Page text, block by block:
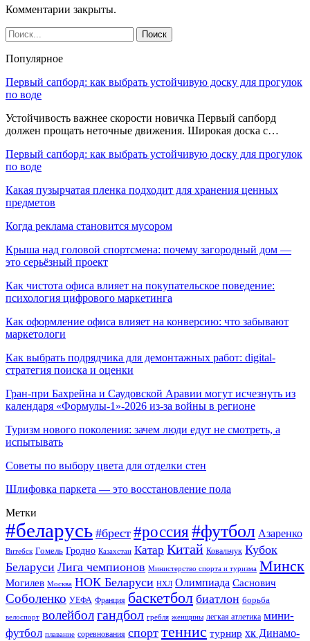
Комментарии закрыты.
Популярное
Первый сапборд: как выбрать устойчивую доску для прогулок
по воде
Устойчивость важнее скорости новичка Первый сапборд
должен прощать неточные движения. Широкая доска с…
Первый сапборд: как выбрать устойчивую доску для прогулок
по воде
Какая пузырчатая пленка подходит для хранения ценных
предметов
Когда реклама становится мусором
Крыша над головой спортсмена: почему загородный дом —
это серьёзный проект
Как чистота офиса влияет на покупательское поведение:
психология цифрового маркетинга
Как оформление офиса влияет на конверсию: что забывают
маркетологи
Как выбрать подрядчика для демонтажных работ: digital-
стратегия поиска и оценки
Гран-при Бахрейна и Саудовской Аравии могут исчезнуть из
календаря «Формулы-1»-2026 из-за войны в регионе
Туризм нового поколения: зачем люди едут не смотреть, а
испытывать
Советы по выбору цвета для отделки стен
Шлифовка паркета — это восстановление пола
Метки
#беларусь #брест #россия#футбол Азаренко
Витебск Гомель Гродно Казахстан Катар Китай Ковальчук Кубок
Беларуси Лига чемпионов Министерство спорта и туризма Минск
Могилев Москва НОК Беларуси НХЛ Олимпиада Саснович
Соболенко УЕФА Франция баскетбол биатлон борьба
велоспорт волейболгандбол гребля женщины легкая атлетика мини-
футбол плавание соревнования спорт теннис турнир хк Динамо-